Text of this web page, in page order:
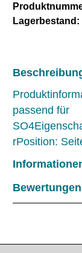
Lagerbestand:
passend für
rPosition:
Bewertungen